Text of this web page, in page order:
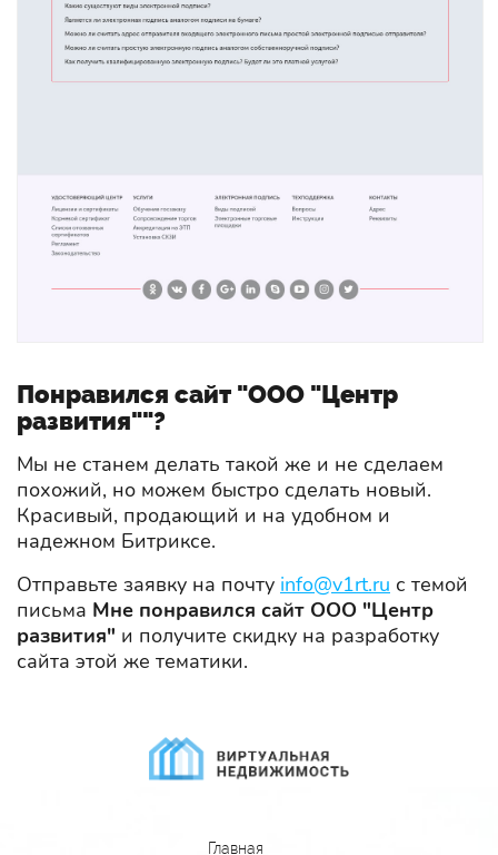
Понравился сайт "ООО "Центр
развития""?
Мы не станем делать такой же и не сделаем
похожий, но можем быстро сделать новый.
Красивый, продающий и на удобном и
надежном Битриксе.
Отправьте заявку на почту info@v1rt.ru с темой
письма Мне понравился сайт ООО "Центр
развития" и получите скидку на разработку
сайта этой же тематики.
Главная